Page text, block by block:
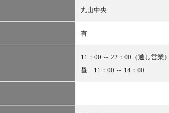
丸山中央
有
11：00 ～ 22：00（通し営業）
昼 11：00 ～ 14：00